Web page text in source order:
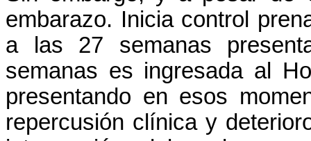
embarazo. Inicia control
a las 27 semanas
semanas es ingresada al
presentando en esos
repercusión clínica y